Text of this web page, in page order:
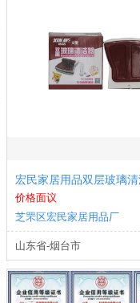
价格面议
芝罘区宏民家居用品厂
山东省-烟台市